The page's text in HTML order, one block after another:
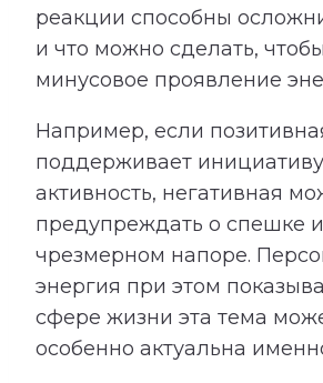
реакции способны
и что можно сделать,
минусовое проявление
Например, если
поддерживает
активность, негативная
предупреждать о спешке
чрезмерном напоре.
энергия при этом
сфере жизни эта тема
особенно актуальна